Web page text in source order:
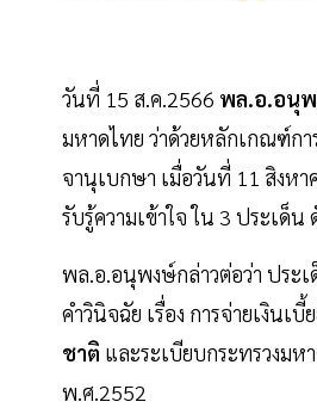
วันที่ 15 ส.ค.2566 พล.อ.อนุพ
มหาดไทย ว่าด้วยหลักเกณฑ์กา
จานุเบกษา เมื่อวันที่ 11 สิงห
รับรู้ความเข้าใจ ใน 3 ประเด็น
พล.อ.อนุพงษ์กล่าวต่อว่า ประ
คำวินิจฉัย เรื่อง การจ่ายเงินเ
ชาติ และระเบียบกระทรวงม
พ.ศ.2552